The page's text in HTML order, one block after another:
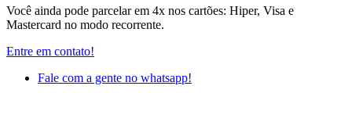
Você ainda pode parcelar em 4x nos cartões: Hiper, Visa e
Mastercard no modo recorrente.
Entre em contato!
Fale com a gente no whatsapp!